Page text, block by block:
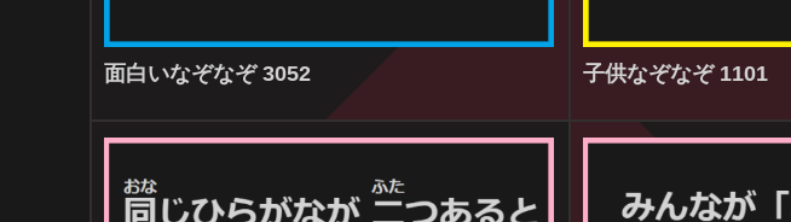
面白いなぞなぞ 3052 子供なぞなぞ 1101